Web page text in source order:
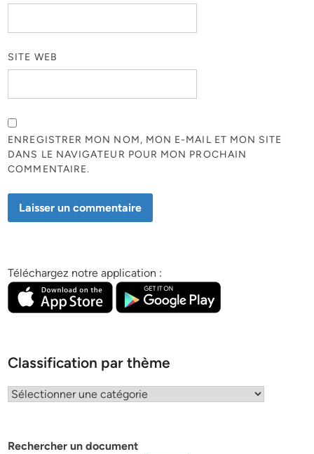
SITE WEB
ENREGISTRER MON NOM, MON E-MAIL ET MON SITE
DANS LE NAVIGATEUR POUR MON PROCHAIN
COMMENTAIRE.
Téléchargez notre application :
Classification par thème
Classification
Rechercher un document